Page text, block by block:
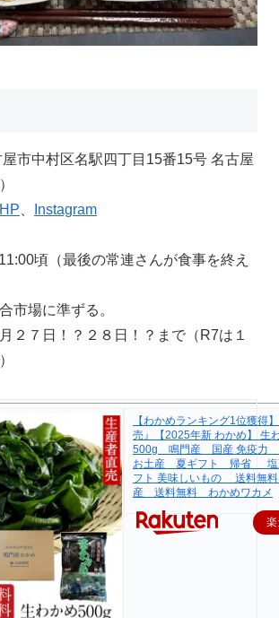
市中村区名駅四丁目15番15号 名古屋
HP
Instagram
頃（最後の常連さんが食事を終え
市場に準ずる。
２７日！？２８日！？まで（R7は１
【わかめランキング1位獲得
売』【2025年新 わかめ】 生
500g 鳴門産 国産 免疫
お土産 夏ギフト 帰省 塩
フト 美味しいもの 送料無
産 送料無料 わかめワカメ